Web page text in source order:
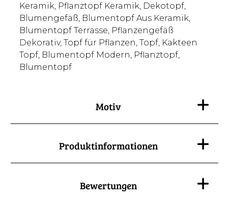
Keramik, Pflanztopf Keramik, Dekotopf,
Blumengefäß, Blumentopf Aus Keramik,
Blumentopf Terrasse, Pflanzengefäß
Dekorativ, Topf für Pflanzen, Topf, Kakteen
Topf, Blumentopf Modern, Pflanztopf,
Blumentopf
Motiv
Produktinformationen
Bewertungen